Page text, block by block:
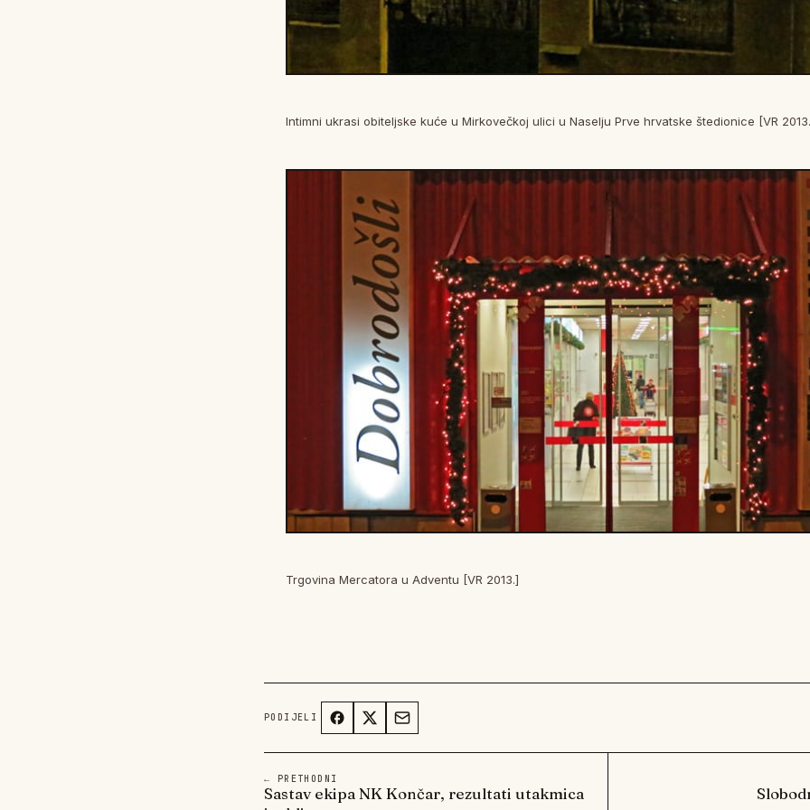
Intimni ukrasi obiteljske kuće u Mirkovečkoj ulici u Naselju Prve hrvatske štedionice [VR
Trgovina Mercatora u Adventu [VR 2013.]
PODIJELI
← PRETHODNI
Sastav ekipa NK Končar, rezultati utakmica